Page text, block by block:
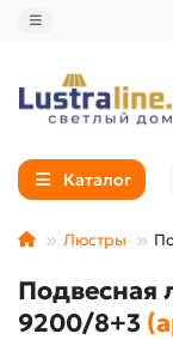
Каталог
Люстры
Подвесная
9200/8+3